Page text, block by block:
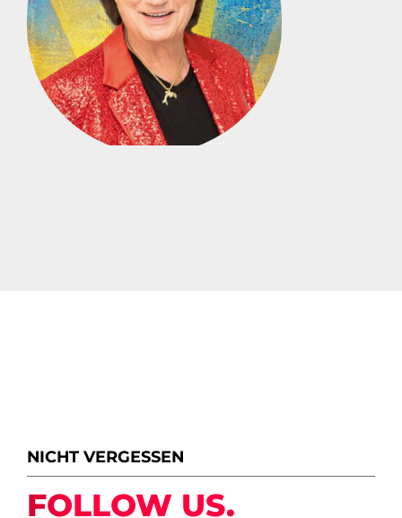
NICHT VERGESSEN
FOLLOW US.